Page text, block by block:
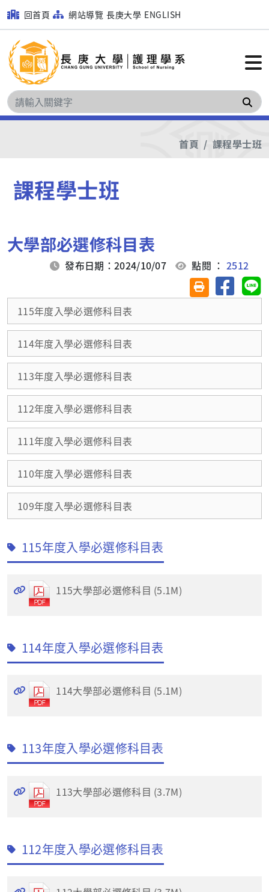
回首頁 網站導覽 長庚大學 ENGLISH
搜
首頁 課程學士班
課程學士班
大學部必選修科目表
發布日期：2024/10/07 點閱 ：2512
友善列印(另開視
分享至
115年度入學必選修科目表
114年度入學必選修科目表
113年度入學必選修科目表
112年度入學必選修科目表
111年度入學必選修科目表
110年度入學必選修科目表
109年度入學必選修科目表
115年度入學必選修科目表
115大學部必選修科目 (5.1M)
114年度入學必選修科目表
114大學部必選修科目 (5.1M)
113年度入學必選修科目表
113大學部必選修科目 (3.7M)
112年度入學必選修科目表